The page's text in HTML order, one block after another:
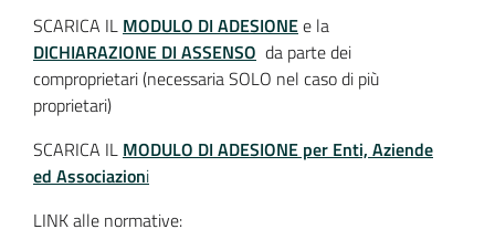
SCARICA IL MODULO DI ADESIONEe la
DICHIARAZIONE DI ASSENSO da parte dei
comproprietari (necessaria SOLO nel caso di più
proprietari)
SCARICA IL MODULO DI ADESIONE per Enti, Aziende
ed Associazioni
LINK alle normative: